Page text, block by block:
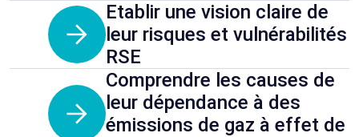
Etablir une vision claire de
leur risques et vulnérabilités
RSE
Comprendre les causes de
leur dépendance à des
émissions de gaz à effet de